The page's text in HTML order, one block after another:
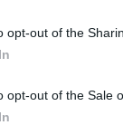
opt-out of the
opt-out of the Sale
ΑΕ -
διάφορες
έχει